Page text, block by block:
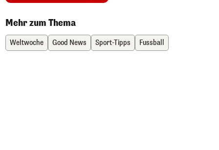
Mehr zum Thema
Weltwoche Good News Sport-Tipps Fussball